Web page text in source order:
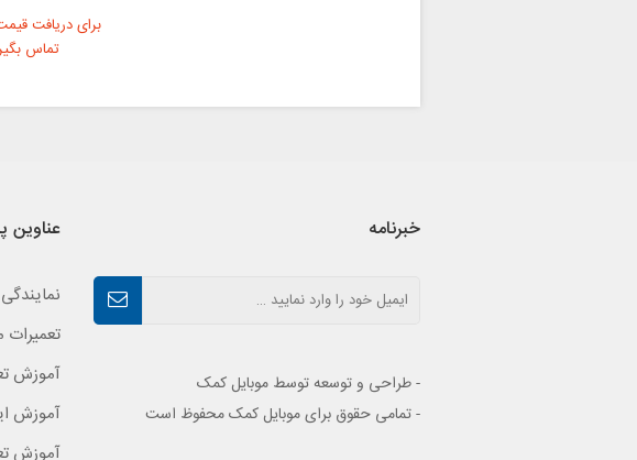
برای دریافت
تماس
خبرنامه
- طراحی و توسعه توسط موبایل کمک
- تمامی حقوق برای موبایل کمک محفوظ است
عناوین
تعمیرات
آموزش
آموزش
آموزش